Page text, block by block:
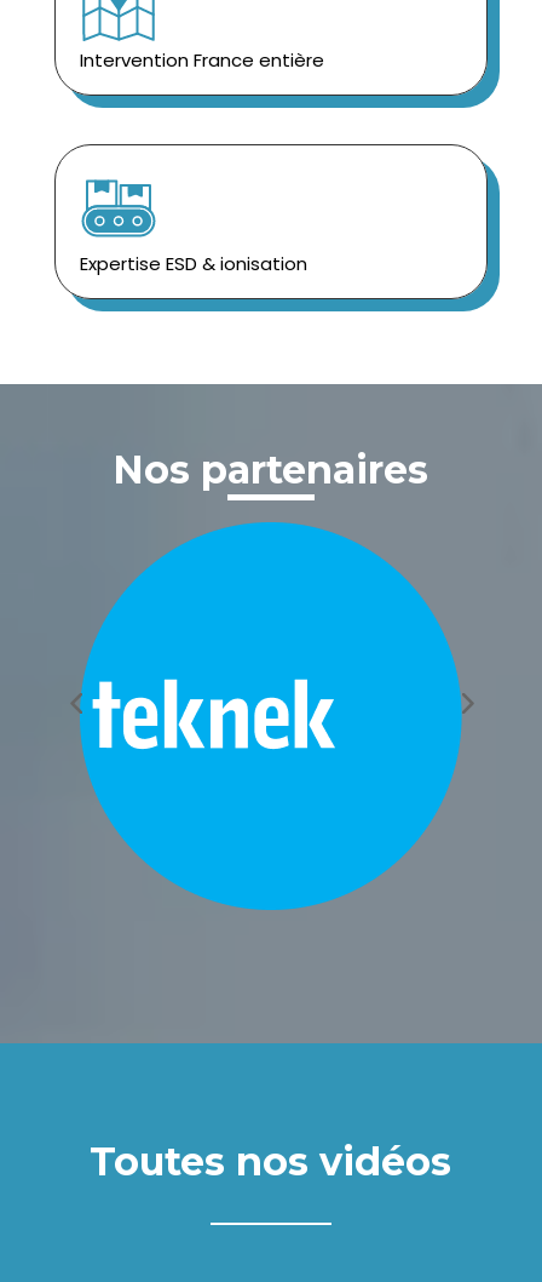
Intervention France entière
Expertise ESD & ionisation
Nos partenaires
Toutes nos vidéos